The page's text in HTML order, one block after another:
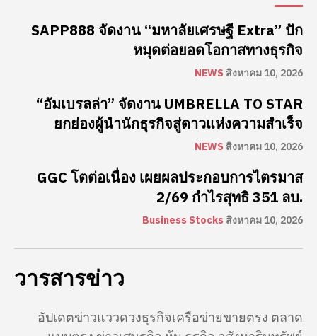
SAPP888 จัดงาน “มหาลัยเศรษฐี Extra” ปัก
หมุดต่อยอดโอกาสทางธุรกิจ
NEWS สิงหาคม 10, 2026
“อัมเบรลล่า” จัดงาน UMBRELLA TO STAR
ยกย่องผู้นำนักธุรกิจสู่ดาวแห่งความสำเร็จ
NEWS สิงหาคม 10, 2026
GGC โตต่อเนื่อง เผยผลประกอบการไตรมาส
2/69 กำไรสุทธิ 351 ลบ.
Business Stocks สิงหาคม 10, 2026
วารสารข่าว
อัปเดตข่าวแววดวงธุรกิจเครือข่ายขายตรง ตลาด